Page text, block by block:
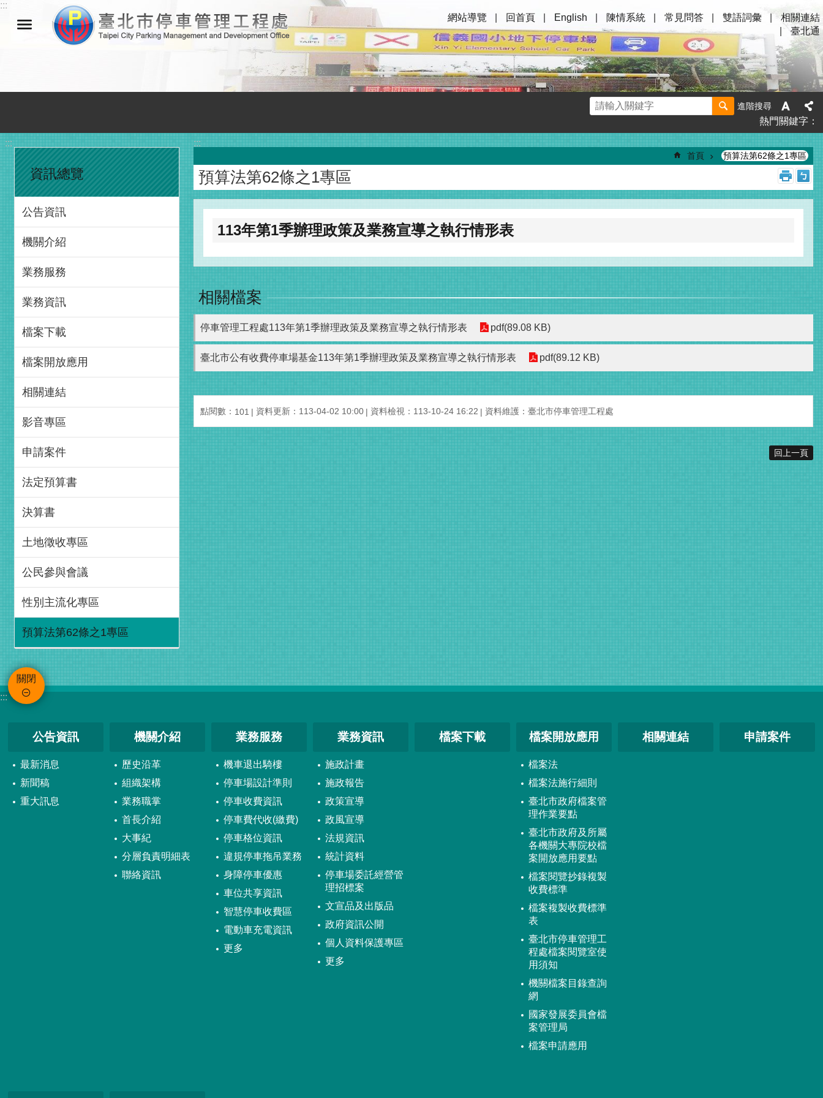
跳到主要內容區塊
:::
網站導覽
回首頁 English 陳情系統 常見問答 雙語詞彙
相關連結
臺北通
進階搜尋
熱門關鍵字
:::
資訊總覽
公告資訊
機關介紹
業務服務
業務資訊
檔案下載
檔案開放應用
相關連結
影音專區
申請案件
法定預算書
決算書
土地徵收專區
公民參與會議
性別主流化專區
預算法第62條之1專區
:::
首頁 預算法第62條之1專區
預算法第62條之1專區
113年第1季辦理政策及業務宣導之執行情形表
相關檔案
停車管理工程處113年第1季辦理政策及業務宣導之執行情形表 pdf(89.08 KB)
臺北市公有收費停車場基金113年第1季辦理政策及業務宣導之執行情形表 pdf(89.12 KB)
點閱數： 101 資料更新：113-04-02 10:00 資料檢視：113-10-24 16:22 資料維護：臺北市停車管理工程處
回上一頁
關閉
:::
公告資訊
最新消息
新聞稿
重大訊息
機關介紹
歷史沿革
組織架構
業務職掌
首長介紹
大事紀
分層負責明細表
聯絡資訊
業務服務
機車退出騎樓
停車場設計準則
停車收費資訊
停車費代收(繳費)
停車格位資訊
違規停車拖吊業務
身障停車優惠
車位共享資訊
智慧停車收費區
電動車充電資訊
更多
業務資訊
施政計畫
施政報告
政策宣導
政風宣導
法規資訊
統計資料
停車場委託經營管
理招標案
文宣品及出版品
政府資訊公開
個人資料保護專區
更多
檔案下載 檔案開放應用
檔案法
檔案法施行細則
臺北市政府檔案管
理作業要點
臺北市政府及所屬
各機關大專院校檔
案開放應用要點
檔案閱覽抄錄複製
收費標準
檔案複製收費標準
表
臺北市停車管理工
程處檔案閱覽室使
用須知
機關檔案目錄查詢
網
國家發展委員會檔
案管理局
檔案申請應用
相關連結 申請案件